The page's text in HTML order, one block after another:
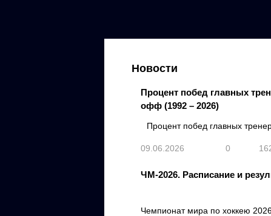
Новости
Процент побед главных
офф (1992 – 2026)
Процент побед главных
09.06.2026 0
ЧМ-2026. Расписание и
Чемпионат мира по хоккею